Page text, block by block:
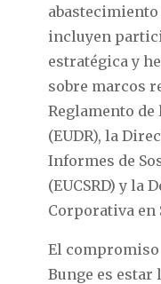
incluyen
estratégica y
sobre marcos
Reglamento de
(EUDR), la
Informes de
(EUCSRD) y la
Corporativa en
El compromiso
Bunge es estar